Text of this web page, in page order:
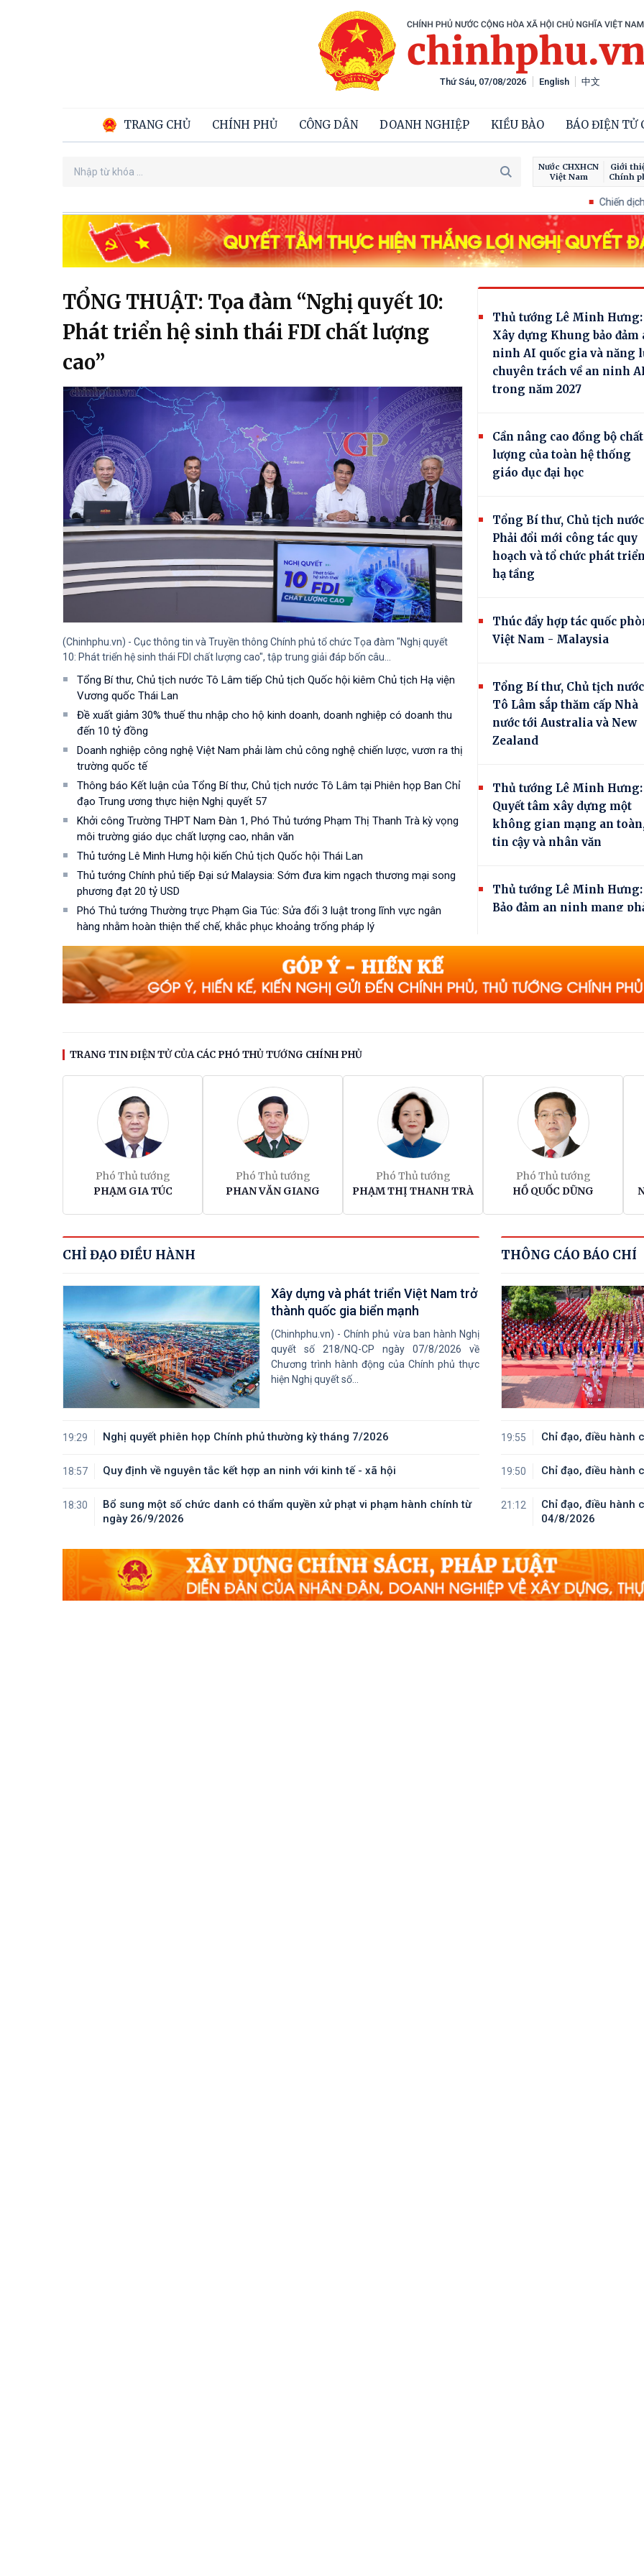
English 中文
TRANG CHỦ CHÍNH PHỦ CÔNG DÂN DOANH NGHIỆP KIỀU BÀO BÁO ĐIỆN TỬ
Thứ Sáu, 07/08/2026
Nước CHXHCN
Việt Nam
Giới
Chính
Chiến dịch 500 ngày
TỔNG THUẬT: Tọa đàm “Nghị quyết 10:
Phát triển hệ sinh thái FDI chất lượng
cao”
(Chinhphu.vn) - Cục thông tin và Truyền thông Chính phủ tổ chức Tọa đàm "Nghị quyết
10: Phát triển hệ sinh thái FDI chất lượng cao", tập trung giải đáp bốn câu...
Tổng Bí thư, Chủ tịch nước Tô Lâm tiếp Chủ tịch Quốc hội kiêm Chủ tịch Hạ viện
Vương quốc Thái Lan
Đề xuất giảm 30% thuế thu nhập cho hộ kinh doanh, doanh nghiệp có doanh thu
đến 10 tỷ đồng
Doanh nghiệp công nghệ Việt Nam phải làm chủ công nghệ chiến lược, vươn ra thị
trường quốc tế
Thông báo Kết luận của Tổng Bí thư, Chủ tịch nước Tô Lâm tại Phiên họp Ban Chỉ
đạo Trung ương thực hiện Nghị quyết 57
Khởi công Trường THPT Nam Đàn 1, Phó Thủ tướng Phạm Thị Thanh Trà kỳ vọng
môi trường giáo dục chất lượng cao, nhân văn
Thủ tướng Lê Minh Hưng hội kiến Chủ tịch Quốc hội Thái Lan
Thủ tướng Chính phủ tiếp Đại sứ Malaysia: Sớm đưa kim ngạch thương mại song
phương đạt 20 tỷ USD
Phó Thủ tướng Thường trực Phạm Gia Túc: Sửa đổi 3 luật trong lĩnh vực ngân
hàng nhằm hoàn thiện thể chế, khắc phục khoảng trống pháp lý
Thủ tướng Lê Minh Hưng:
Xây dựng Khung bảo đảm
ninh AI quốc gia và năng
chuyên trách về an ninh
trong năm 2027
Cần nâng cao đồng bộ chất
lượng của toàn hệ thống
giáo dục đại học
Tổng Bí thư, Chủ tịch
Phải đổi mới công tác quy
hoạch và tổ chức phát
hạ tầng
Thúc đẩy hợp tác quốc
Việt Nam - Malaysia
Tổng Bí thư, Chủ tịch nước
Tô Lâm sắp thăm cấp Nhà
nước tới Australia và New
Zealand
Thủ tướng Lê Minh Hưng:
Quyết tâm xây dựng một
không gian mạng an
tin cậy và nhân văn
Thủ tướng Lê Minh Hưng:
Bảo đảm an ninh mạng
giữa 'bảo vệ hệ thống' và
ngoại nhân dân
Thường trực Ban Bí thư
Cẩm Tú tiếp Đại sứ
Khẩn trương hoàn thiện
triển Trung tâm lọc hóa
Dung Quất (Quảng Ngãi)
Triển khai hiệu quả Thỏa
thuận hợp tác giữa hai
hội Việt Nam - Thái Lan
tiếp Tư lệnh Bộ Chỉ huy
Nỗ lực để biến cơ hội bên
ngoài trở thành nguồn lực
Tổng Bí thư, Chủ tịch nước
Tô Lâm: Quan hệ Việt
TRANG TIN ĐIỆN TỬ CỦA CÁC PHÓ THỦ TƯỚNG CHÍNH PHỦ
Phó Thủ tướng
PHẠM GIA TÚC
Phó Thủ tướng
PHAN VĂN GIANG
Phó Thủ tướng
PHẠM THỊ THANH TRÀ
Phó Thủ tướng
HỒ QUỐC DŨNG
CHỈ ĐẠO ĐIỀU HÀNH
Xây dựng và phát triển Việt Nam trở
thành quốc gia biển mạnh
(Chinhphu.vn) - Chính phủ vừa ban hành Nghị
quyết số 218/NQ-CP ngày 07/8/2026 về
Chương trình hành động của Chính phủ thực
hiện Nghị quyết số...
19:29 Nghị quyết phiên họp Chính phủ thường kỳ tháng 7/2026
18:57 Quy định về nguyên tắc kết hợp an ninh với kinh tế - xã hội
18:30
Bổ sung một số chức danh có thẩm quyền xử phạt vi phạm hành chính từ
ngày 26/9/2026
THÔNG CÁO BÁO CHÍ
19:55 Chỉ đạo, điều hành
19:50 Chỉ đạo, điều hành
21:12
Chỉ đạo, điều hành
04/8/2026